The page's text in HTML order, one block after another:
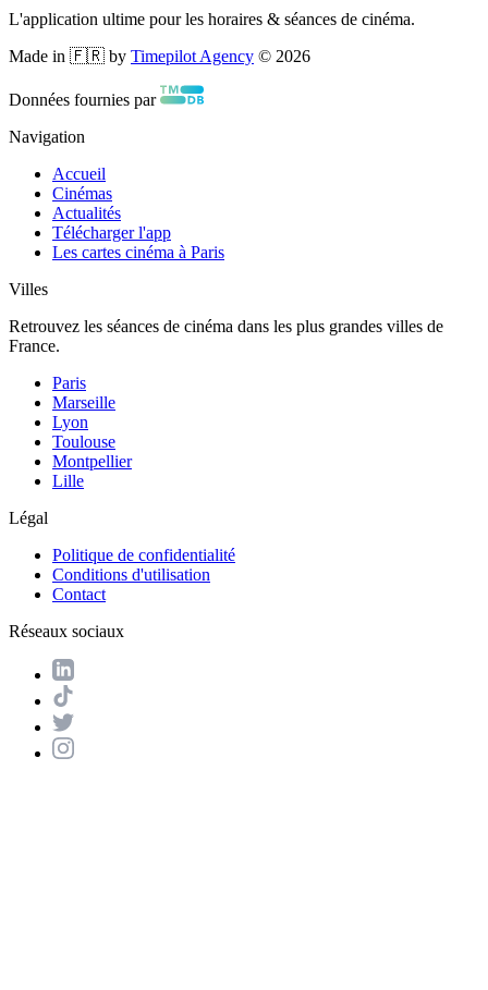
L'application ultime pour les horaires & séances de cinéma.
Made in 🇫🇷 by Timepilot Agency © 2026
Données fournies par
Navigation
Accueil
Cinémas
Actualités
Télécharger l'app
Les cartes cinéma à Paris
Villes
Retrouvez les séances de cinéma dans les plus grandes villes de
France.
Paris
Marseille
Lyon
Toulouse
Montpellier
Lille
Légal
Politique de confidentialité
Conditions d'utilisation
Contact
Réseaux sociaux